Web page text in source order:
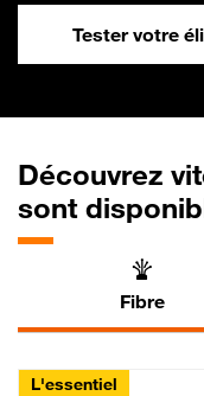
Tester votre
Découvrez
sont
Fibre
L'essentiel